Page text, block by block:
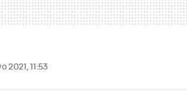
2021, 11:53